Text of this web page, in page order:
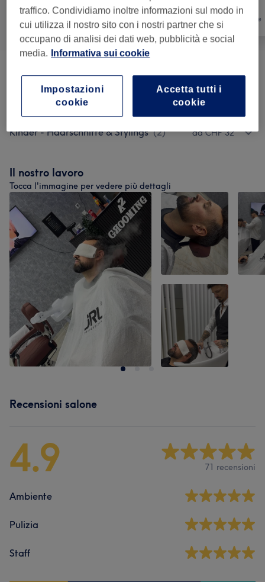
Tutti Capelli Depilazione
Herren - Haarschnitte & Stylings (3) da CHF 35
Herren Waxing (2
Kinder - Haarschnitte & Stylings (2) da CHF 32
Il nostro lavoro
Tocca l'immagine per vedere più dettagli
Recensioni salone
4.9 71 recensioni
Ambiente
Pulizia
Staff
traffico. Condividiamo inoltre informazioni sul modo in
cui utilizza il nostro sito con i nostri partner che si
occupano di analisi dei dati web, pubblicità e social
media. Informativa sui cookie
Accetta tutti i
cookie
Impostazioni
cookie